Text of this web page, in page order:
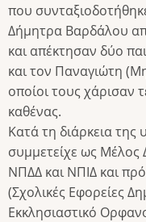
που
Δήμητρα Βαρδάλου
και απέκτησαν δύο
και τον Παναγιώτη
οποίοι τους χάρισαν
καθένας.
Κατά τη διάρκεια της
συμμετείχε ως Μέλος
ΝΠΔΔ και ΝΠΙΔ και
(Σχολικές Εφορείες
Εκκλησιαστικό